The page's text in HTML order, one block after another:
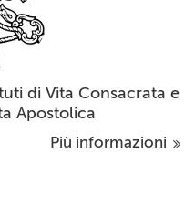
di Vita Consacrata e
Apostolica
Più informazioni